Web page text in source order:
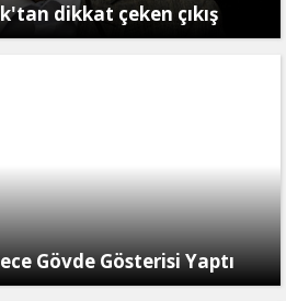
dikkat çeken çıkış
Gövde Gösterisi Yaptı